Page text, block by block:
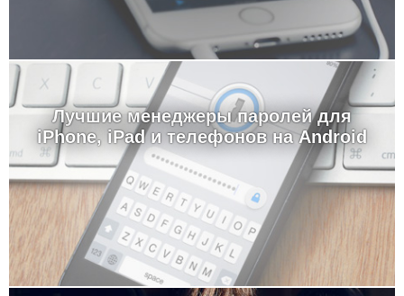
Лучшие менеджеры паролей для
iPhone, iPad и телефонов на Android